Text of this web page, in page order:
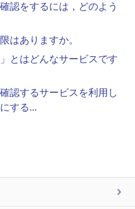
認をするには，どのよう
はありますか。
とはどんなサービスです
認するサービスを利用し
する...